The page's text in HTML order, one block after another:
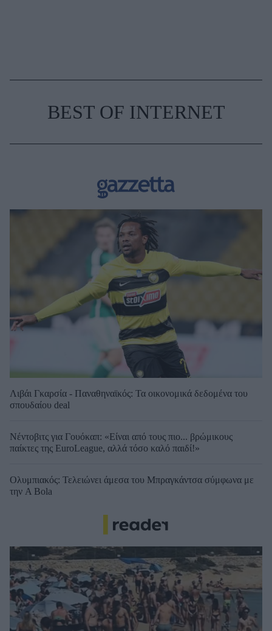
BEST OF INTERNET
Λιβάι Γκαρσία - Παναθηναϊκός: Τα οικονομικά δεδομένα του
σπουδαίου deal
Νέντοβιτς για Γουόκαπ: «Είναι από τους πιο... βρώμικους
παίκτες της EuroLeague, αλλά τόσο καλό παιδί!»
Ολυμπιακός: Τελειώνει άμεσα του Μπραγκάντσα σύμφωνα με
την A Bola